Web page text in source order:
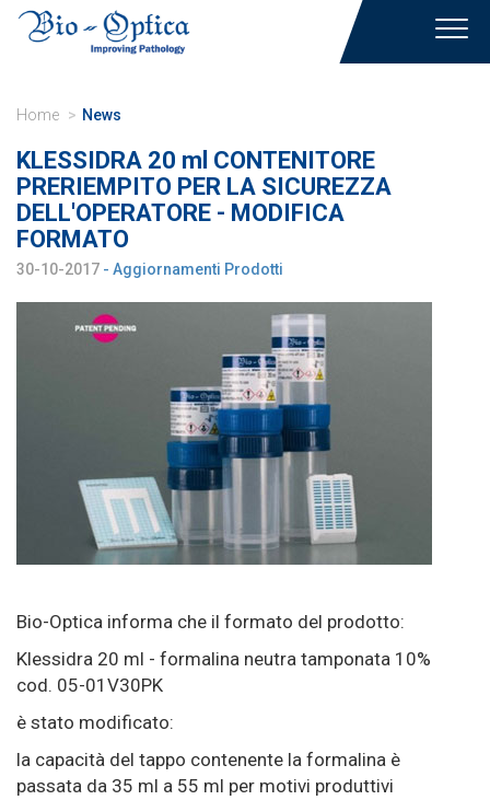
Home News
KLESSIDRA 20 ml CONTENITORE
PRERIEMPITO PER LA SICUREZZA
DELL'OPERATORE - MODIFICA
FORMATO
30-10-2017 - Aggiornamenti Prodotti
Bio-Optica informa che il formato del prodotto:
Klessidra 20 ml - formalina neutra tamponata 10%
cod. 05-01V30PK
è stato modificato:
la capacità del tappo contenente la formalina è
passata da 35 ml a 55 ml per motivi produttivi